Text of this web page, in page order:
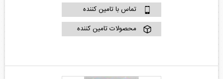
تماس با تامین کننده
محصولات تامین کننده